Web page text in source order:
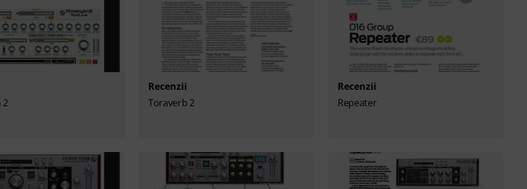
2
Recenzii
Toraverb 2
Recenzii
Repeater